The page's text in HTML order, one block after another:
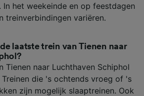
het weekeinde en op feestdagen
treinverbindingen variëren.
laatste trein van Tienen naar
Tienen naar Luchthaven Schiphol
die 's ochtends vroeg of 's
zijn mogelijk slaaptreinen. Ook